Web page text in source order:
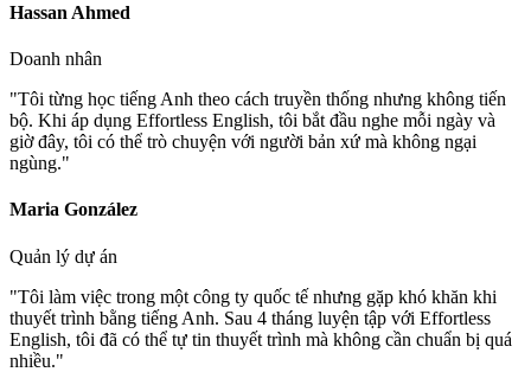
Hassan Ahmed
Doanh nhân
"Tôi từng học tiếng Anh theo cách truyền thống nhưng không tiến
bộ. Khi áp dụng Effortless English, tôi bắt đầu nghe mỗi ngày và
giờ đây, tôi có thể trò chuyện với người bản xứ mà không ngại
ngùng."
Maria González
Quản lý dự án
"Tôi làm việc trong một công ty quốc tế nhưng gặp khó khăn khi
thuyết trình bằng tiếng Anh. Sau 4 tháng luyện tập với Effortless
English, tôi đã có thể tự tin thuyết trình mà không cần chuẩn bị quá
nhiều."